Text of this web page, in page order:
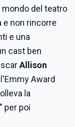
del teatro
e non rincorre
e una
cast ben
Allison
Award
la
per poi